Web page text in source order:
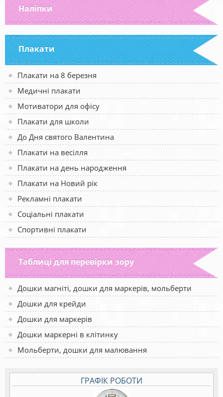
Наліпки
Плакати
Плакати на 8 березня
Медичні плакати
Мотиватори для офісу
Плакати для школи
До Дня святого Валентина
Плакати на весілля
Плакати на день народження
Плакати на Новий рік
Рекламні плакати
Соціальні плакати
Спортивні плакати
Таблиці для перевірки зору
Дошки магніті, дошки для маркерів, мольберти
Дошки для крейди
Дошки для маркерів
Дошки маркерні в клітинку
Мольберти, дошки для малювання
ГРАФІК РОБОТИ